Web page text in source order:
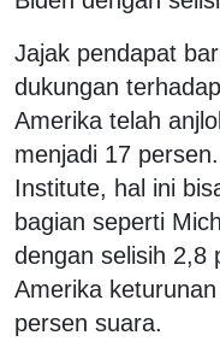
Jajak pendapat
dukungan
Amerika telah
menjadi 17
Institute, hal ini
bagian seperti
dengan selisih 2,8
Amerika
persen suara.